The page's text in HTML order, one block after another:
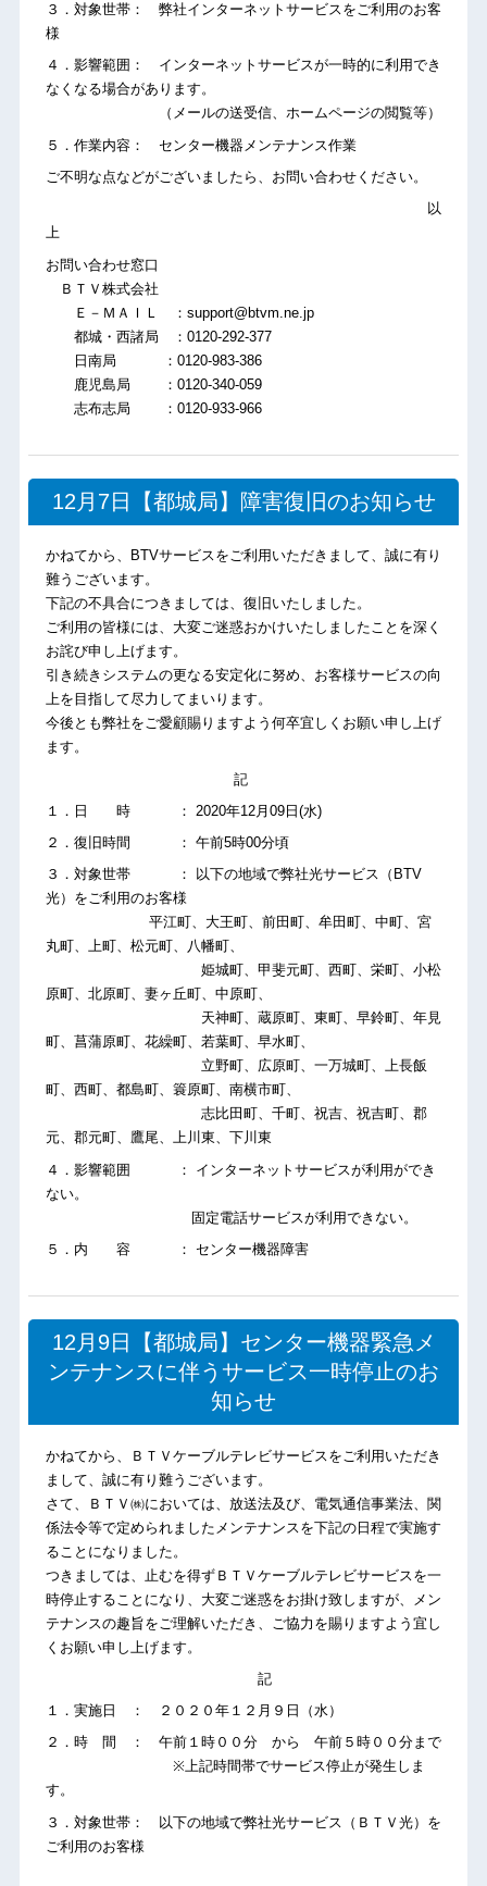
３．対象世帯： 弊社インターネットサービスをご利用のお客
様
４．影響範囲： インターネットサービスが一時的に利用でき
なくなる場合があります。
（メールの送受信、ホームページの閲覧等）
５．作業内容： センター機器メンテナンス作業
ご不明な点などがございましたら、お問い合わせください。
以
上
お問い合わせ窓口
ＢＴＶ株式会社
Ｅ－ＭＡＩＬ ：support@btvm.ne.jp
都城・西諸局 ：0120-292-377
日南局 ：0120-983-386
鹿児島局 ：0120-340-059
志布志局 ：0120-933-966
12月7日【都城局】障害復旧のお知らせ
かねてから、BTVサービスをご利用いただきまして、誠に有り
難うございます。
下記の不具合につきましては、復旧いたしました。
ご利用の皆様には、大変ご迷惑おかけいたしましたことを深く
お詫び申し上げます。
引き続きシステムの更なる安定化に努め、お客様サービスの向
上を目指して尽力してまいります。
今後とも弊社をご愛顧賜りますよう何卒宜しくお願い申し上げ
ます。
記
１．日 時 ： 2020年12月09日(水)
２．復旧時間 ： 午前5時00分頃
３．対象世帯 ： 以下の地域で弊社光サービス（BTV
光）をご利用のお客様
平江町、大王町、前田町、牟田町、中町、宮
丸町、上町、松元町、八幡町、
姫城町、甲斐元町、西町、栄町、小松
原町、北原町、妻ヶ丘町、中原町、
天神町、蔵原町、東町、早鈴町、年見
町、菖蒲原町、花繰町、若葉町、早水町、
立野町、広原町、一万城町、上長飯
町、西町、都島町、簑原町、南横市町、
志比田町、千町、祝吉、祝吉町、郡
元、郡元町、鷹尾、上川東、下川東
４．影響範囲 ： インターネットサービスが利用ができ
ない。
固定電話サービスが利用できない。
５．内 容 ： センター機器障害
12月9日【都城局】センター機器緊急メ
ンテナンスに伴うサービス一時停止のお
知らせ
かねてから、ＢＴＶケーブルテレビサービスをご利用いただき
まして、誠に有り難うございます。
さて、ＢＴＶ㈱においては、放送法及び、電気通信事業法、関
係法令等で定められましたメンテナンスを下記の日程で実施す
ることになりました。
つきましては、止むを得ずＢＴＶケーブルテレビサービスを一
時停止することになり、大変ご迷惑をお掛け致しますが、メン
テナンスの趣旨をご理解いただき、ご協力を賜りますよう宜し
くお願い申し上げます。
記
１．実施日 ： ２０２０年１２月９日（水）
２．時 間 ： 午前１時００分 から 午前５時００分まで
※上記時間帯でサービス停止が発生しま
す。
３．対象世帯： 以下の地域で弊社光サービス（ＢＴＶ光）を
ご利用のお客様